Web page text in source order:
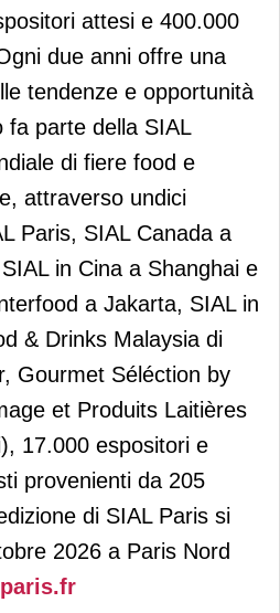
attesi e 400.000
due anni offre una
tendenze e opportunità
fa parte della SIAL
di fiere food e
attraverso undici
Paris, SIAL Canada a
in Cina a Shanghai e
a Jakarta, SIAL in
& Drinks Malaysia di
Gourmet Séléction by
et Produits Laitières
17.000 espositori e
provenienti da 205
di SIAL Paris si
2026 a Paris Nord